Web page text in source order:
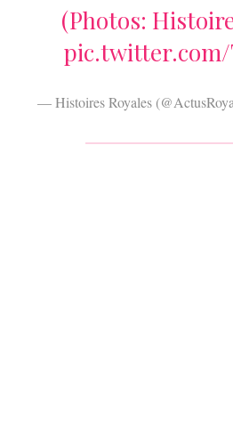
(Photos:
— Histoires Royales